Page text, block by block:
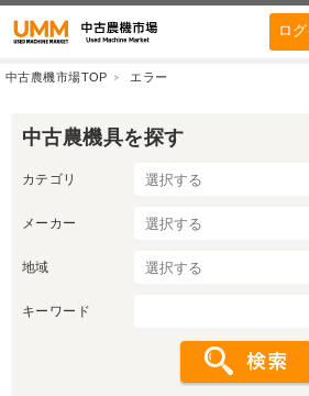
ロ
中古農機市場TOP エラー
中古農機具を探す
カテゴリ
メーカー
地域
キーワード